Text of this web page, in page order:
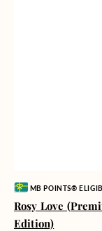
Vendor:MB POINTS®
Rosy Love
Edition)